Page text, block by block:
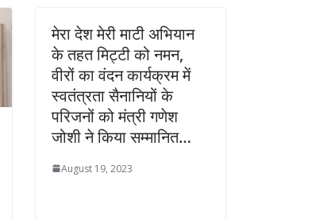
मेरा देश मेरी माटी अभियान
के तहत मिट्टी को नमन,
वीरों का वंदन कार्यक्रम में
स्वतंत्रता सैनानियों के
परिजनों को मंत्री गणेश
जोशी ने किया सम्मानित…
August 19, 2023